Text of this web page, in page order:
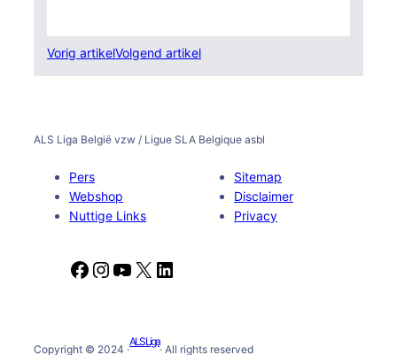
Vorig artikelVolgend artikel
ALS Liga België vzw / Ligue SLA Belgique asbl
Pers
Webshop
Nuttige Links
Sitemap
Disclaimer
Privacy
F
b
I
a
Y
u
X
e
Copyright © 2024 ·
ALS Liga
· All rights reserved